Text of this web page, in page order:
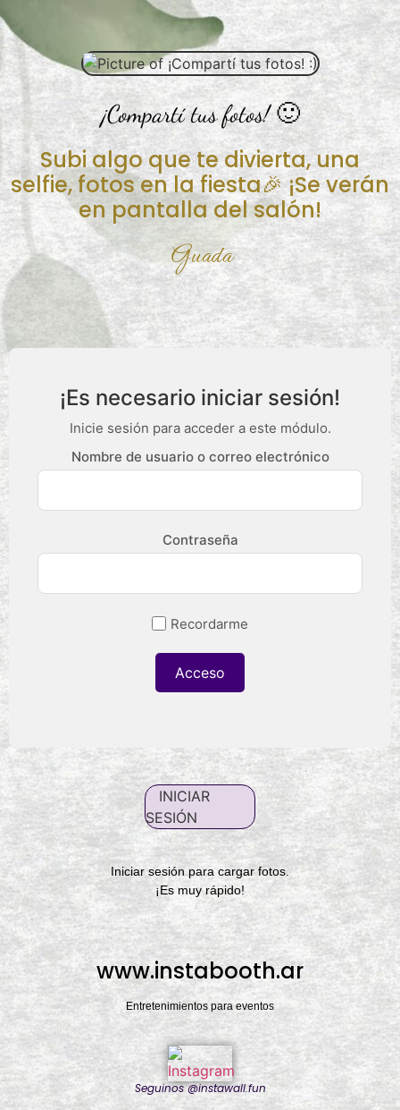
¡Compartí tus fotos! 🙂
Subi algo que te divierta, una
selfie, fotos en la fiesta🎉 ¡Se verán
en pantalla del salón!
Guada
¡Es necesario iniciar sesión!
Inicie sesión para acceder a este módulo.
Nombre de usuario o correo electrónico
Contraseña
Recordarme
INICIAR
SESIÓN
Iniciar sesión para cargar fotos.
¡Es muy rápido!
www.instabooth.ar
Entretenimientos para eventos
Seguinos @instawall.fun